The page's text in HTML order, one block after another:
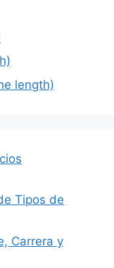
length)
Tipos de
Carrera y